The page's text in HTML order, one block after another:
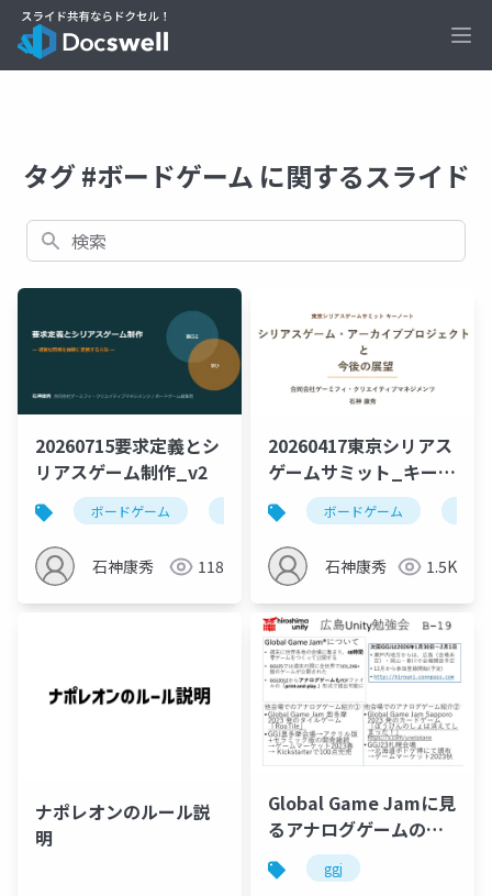
タグ #ボードゲーム に関するスライド
検索
20260715要求定義とシ
リアスゲーム制作_v2
ボードゲーム シリアスゲーム
石神康秀 118
20260417東京シリアス
ゲームサミット_キーノ
ート_石神_最終
ボードゲーム
石神康秀 1.5K
ナポレオンのルール説
明
Global Game Jamに見
るアナログゲームのト
レンド ggj